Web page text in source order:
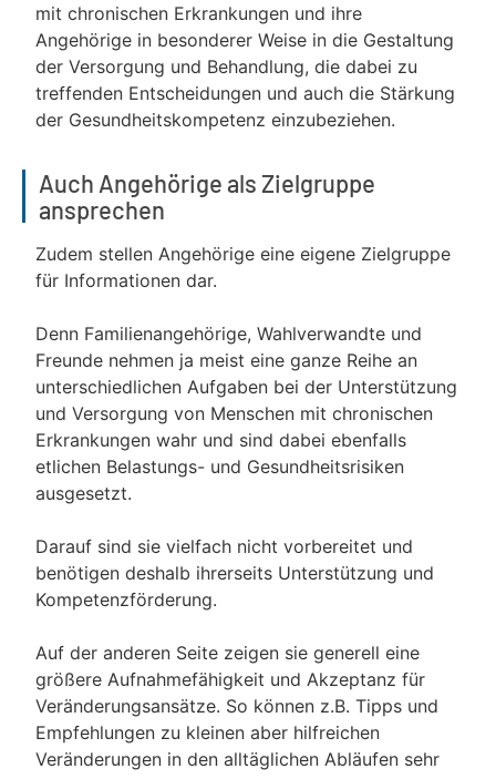
mit chronischen Erkrankungen und ihre
Angehörige in besonderer Weise in die Gestaltung
der Versorgung und Behandlung, die dabei zu
treffenden Entscheidungen und auch die Stärkung
der Gesundheitskompetenz einzubeziehen.
Auch Angehörige als Zielgruppe
ansprechen
Zudem stellen Angehörige eine eigene Zielgruppe
für Informationen dar.
Denn Familienangehörige, Wahlverwandte und
Freunde nehmen ja meist eine ganze Reihe an
unterschiedlichen Aufgaben bei der Unterstützung
und Versorgung von Menschen mit chronischen
Erkrankungen wahr und sind dabei ebenfalls
etlichen Belastungs- und Gesundheitsrisiken
ausgesetzt.
Darauf sind sie vielfach nicht vorbereitet und
benötigen deshalb ihrerseits Unterstützung und
Kompetenzförderung.
Auf der anderen Seite zeigen sie generell eine
größere Aufnahmefähigkeit und Akzeptanz für
Veränderungsansätze. So können z.B. Tipps und
Empfehlungen zu kleinen aber hilfreichen
Veränderungen in den alltäglichen Abläufen sehr